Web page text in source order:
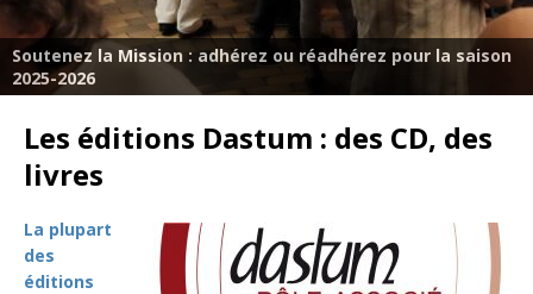
Soutenez la Mission : adhérez ou réadhérez pour la saison
2025-2026
Les éditions Dastum : des CD, des
livres
La plupart
des
éditions